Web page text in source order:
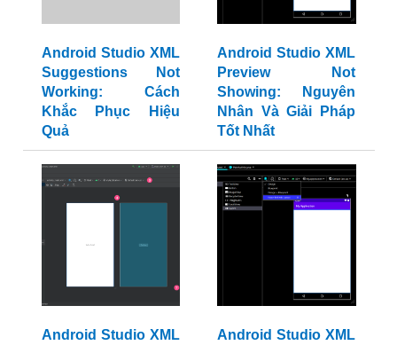
Android Studio XML
Suggestions Not
Working: Cách
Khắc Phục Hiệu
Quả
Android Studio XML
Preview Not
Showing: Nguyên
Nhân Và Giải Pháp
Tốt Nhất
Android Studio XML
Android Studio XML